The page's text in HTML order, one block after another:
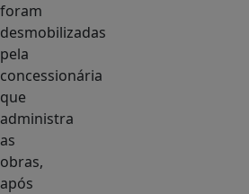
foram
desmobilizadas
pela
concessionária
que
administra
as
obras,
após